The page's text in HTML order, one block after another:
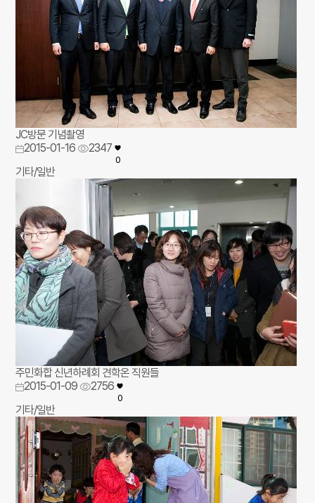
JC방문 기념촬영
2015-01-16
2347
0
기타/일반
주민화합 신년하례회 견학온 직원들
2015-01-09
2756
0
기타/일반